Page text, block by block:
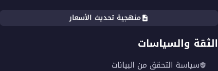
منهجية تحديث الأسعار
الثقة والسياسات
سياسة التحقق من البيانات